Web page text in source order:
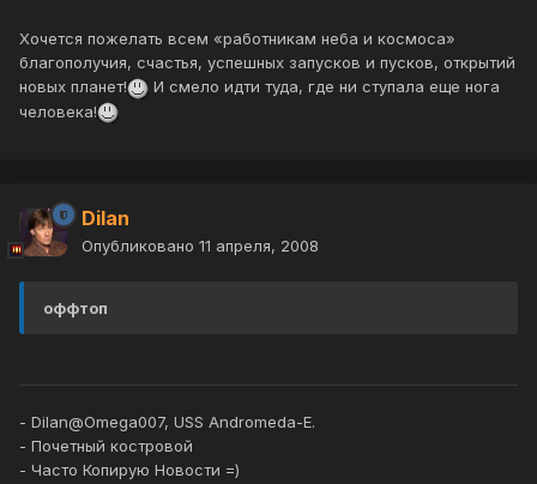
Хочется пожелать всем «работникам неба и космоса»
благополучия, счастья, успешных запусков и пусков, открытий
новых планет!
И смело идти туда, где ни ступала еще нога
человека!
Dilan
Опубликовано 11 апреля, 2008
оффтоп
- Dilan@Omega007, USS Andromeda-E.
- Почетный костровой
- Часто Копирую Новости =)